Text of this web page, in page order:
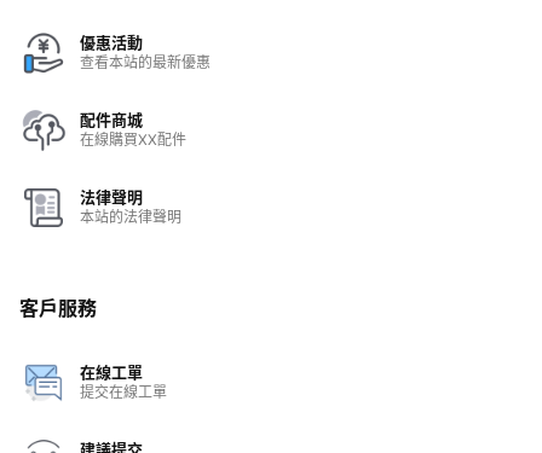
優惠活動
查看本站的最新優惠
配件商城
在線購買XX配件
法律聲明
本站的法律聲明
客戶服務
在線工單
提交在線工單